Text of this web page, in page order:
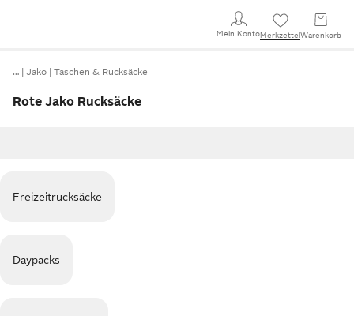
Mein KontoMerkzettel Warenkorb
… Jako Taschen & Rucksäcke
Rote Jako Rucksäcke
Freizeitrucksäcke
Daypacks